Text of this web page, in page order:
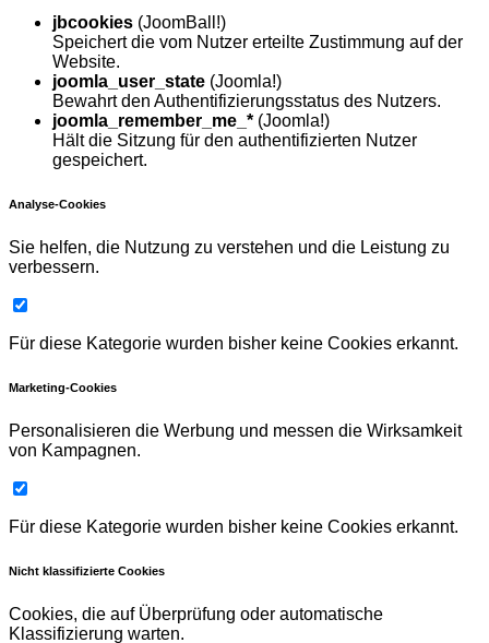
jbcookies (JoomBall!)
Speichert die vom Nutzer erteilte Zustimmung auf der
Website.
joomla_user_state (Joomla!)
Bewahrt den Authentifizierungsstatus des Nutzers.
joomla_remember_me_* (Joomla!)
Hält die Sitzung für den authentifizierten Nutzer
gespeichert.
Analyse-Cookies
Sie helfen, die Nutzung zu verstehen und die Leistung zu
verbessern.
Für diese Kategorie wurden bisher keine Cookies erkannt.
Marketing-Cookies
Personalisieren die Werbung und messen die Wirksamkeit
von Kampagnen.
Für diese Kategorie wurden bisher keine Cookies erkannt.
Nicht klassifizierte Cookies
Cookies, die auf Überprüfung oder automatische
Klassifizierung warten.